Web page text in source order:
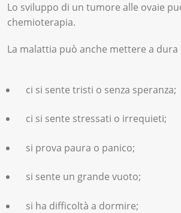
Lo sviluppo di un tumore alle ovaie
chemioterapia.
La malattia può anche mettere a
ci si sente tristi o senza speranza;
‌ci si sente stressati o irrequieti;
si prova paura o panico;
si sente un grande vuoto;
si ha difficoltà a dormire;